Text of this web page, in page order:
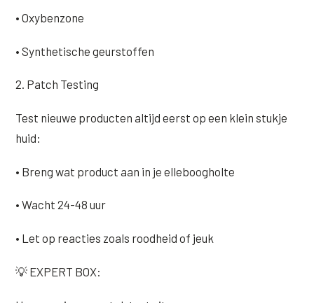
• Oxybenzone
• Synthetische geurstoffen
2. Patch Testing
Test nieuwe producten altijd eerst op een klein stukje
huid:
• Breng wat product aan in je elleboogholte
• Wacht 24-48 uur
• Let op reacties zoals roodheid of jeuk
💡 EXPERT BOX: